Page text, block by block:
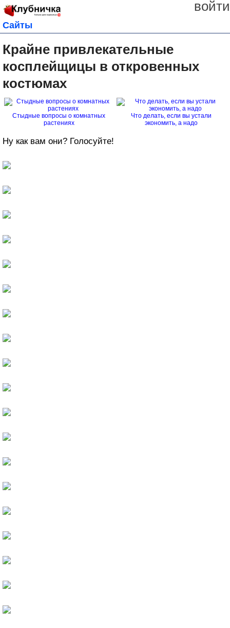
войти
Сайты
Крайне привлекательные
косплейщицы в откровенных
костюмах
Стыдные вопросы о комнатных
растениях
Что делать, если вы устали
экономить, а надо
Ну как вам они? Голосуйте!